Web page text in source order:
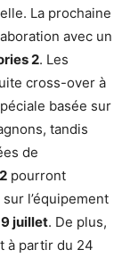
La prochaine
avec un
2. Les
cross-over à
basée sur
tandis
de
pourront
l’équipement
juillet. De plus,
à partir du 24